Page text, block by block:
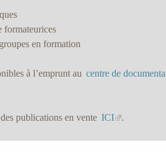
formateurices
en formation
à l’emprunt au centre de
publications en vente ICI .